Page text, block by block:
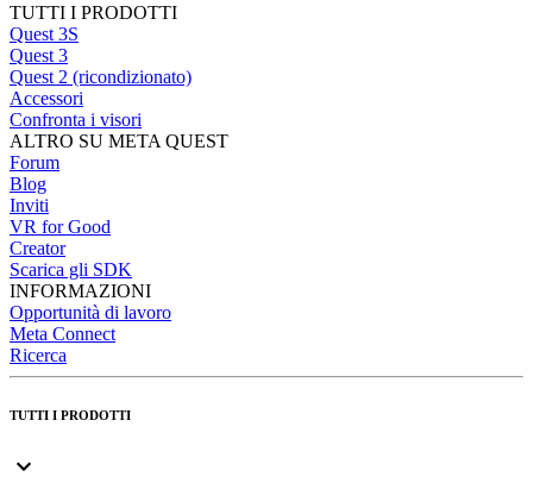
TUTTI I PRODOTTI
Quest 3S
Quest 3
Quest 2 (ricondizionato)
Accessori
Confronta i visori
ALTRO SU META QUEST
Forum
Blog
Inviti
VR for Good
Creator
Scarica gli SDK
INFORMAZIONI
Opportunità di lavoro
Meta Connect
Ricerca
TUTTI I PRODOTTI